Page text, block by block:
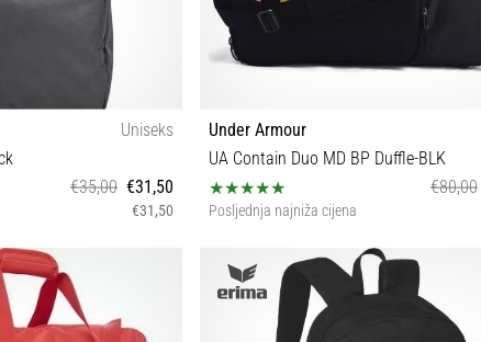
Uniseks
€35,00 €31,50
€31,50
Under Armour
UA Contain Duo MD BP Duffle-BLK
€80,00
Posljednja najniža cijena
OSFM